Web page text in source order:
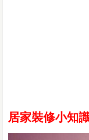
居家裝修小知